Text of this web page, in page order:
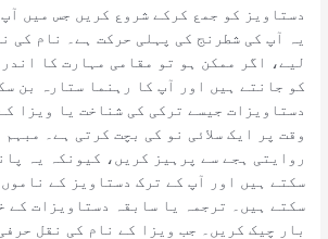
دستاویز کو جمع کرکے شروع کریں جس میں آپ
یہ آپ کی شطرنج کی پہلی حرکت ہے۔ نام کی
لیے، اگر ممکن ہو تو مقامی مہارت کا
کو جانتے ہیں اور آپ کا رہنما ستارہ بن
دستاویزات جیسے ترکی کی شناخت یا ویزا
وقت پر ایک سلائی نو کی بچت کرتی ہے۔ مبہم
روایتی ہجے سے پرہیز کریں، کیونکہ یہ
سکتے ہیں اور آپ کے ترک دستاویز کے
سکتے ہیں۔ ترجمہ یا سابقہ ​​دستاویزات کے
بار چیک کریں۔ جب ویزا کے نام کی نقل